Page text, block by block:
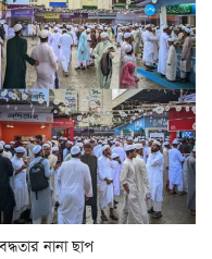
নানা ছাপ